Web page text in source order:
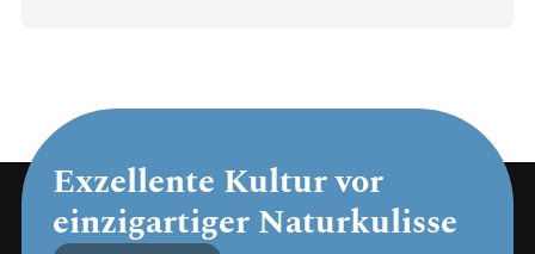
Exzellente Kultur vor
einzigartiger Naturkulisse